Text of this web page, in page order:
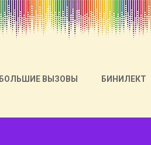
БОЛЬШИЕ ВЫЗОВЫ БИНИЛЕКТ